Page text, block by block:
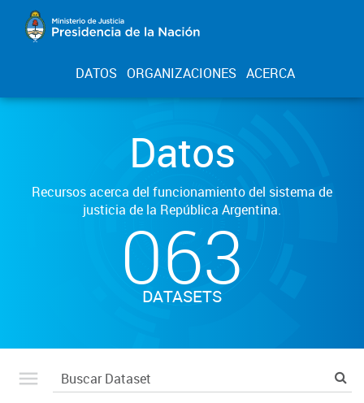
DATOS ORGANIZACIONES ACERCA
Datos
Recursos acerca del funcionamiento del sistema de
justicia de la República Argentina.
063
DATASETS